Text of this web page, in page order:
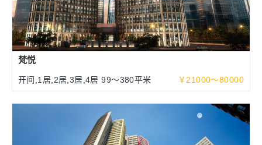
梵悦
开间,1居,2居,3居,4居 99～380平米 ￥21000～80000